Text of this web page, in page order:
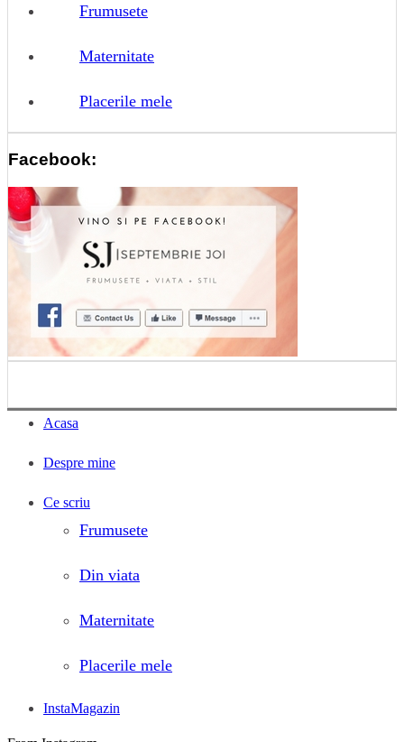
Frumusete
Maternitate
Placerile mele
Facebook:
Acasa
Despre mine
Ce scriu
Frumusete
Din viata
Maternitate
Placerile mele
InstaMagazin